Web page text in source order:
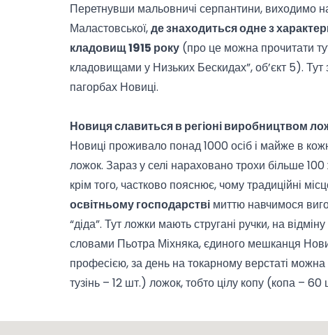
Перетнувши мальовничі серпантини, виходимо
Маластовської,де знаходиться одне з
кладовищ 1915 року (про це можна прочитати
кладовищами у Низьких Бескидах”, об’єкт 5).
пагорбах Новиці.
Новиця славиться в регіоні виробництвом
Новиці проживало понад 1000 осіб і майже в
ложок. Зараз у селі нараховано трохи більше
крім того, частково пояснює, чому традиційні
освітньому господарстві миттю навчимося
“діда”. Тут ложки мають стругані ручки, на
словами Пьотра Міхняка, єдиного мешканця
професією, за день на токарному верстаті
тузінь – 12 шт.) ложок, тобто цілу копу (копа – 60